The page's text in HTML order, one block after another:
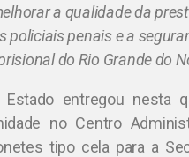
a qualidade da
policiais penais e a
do Rio Grande do
entregou nesta
no Centro
tipo cela para a